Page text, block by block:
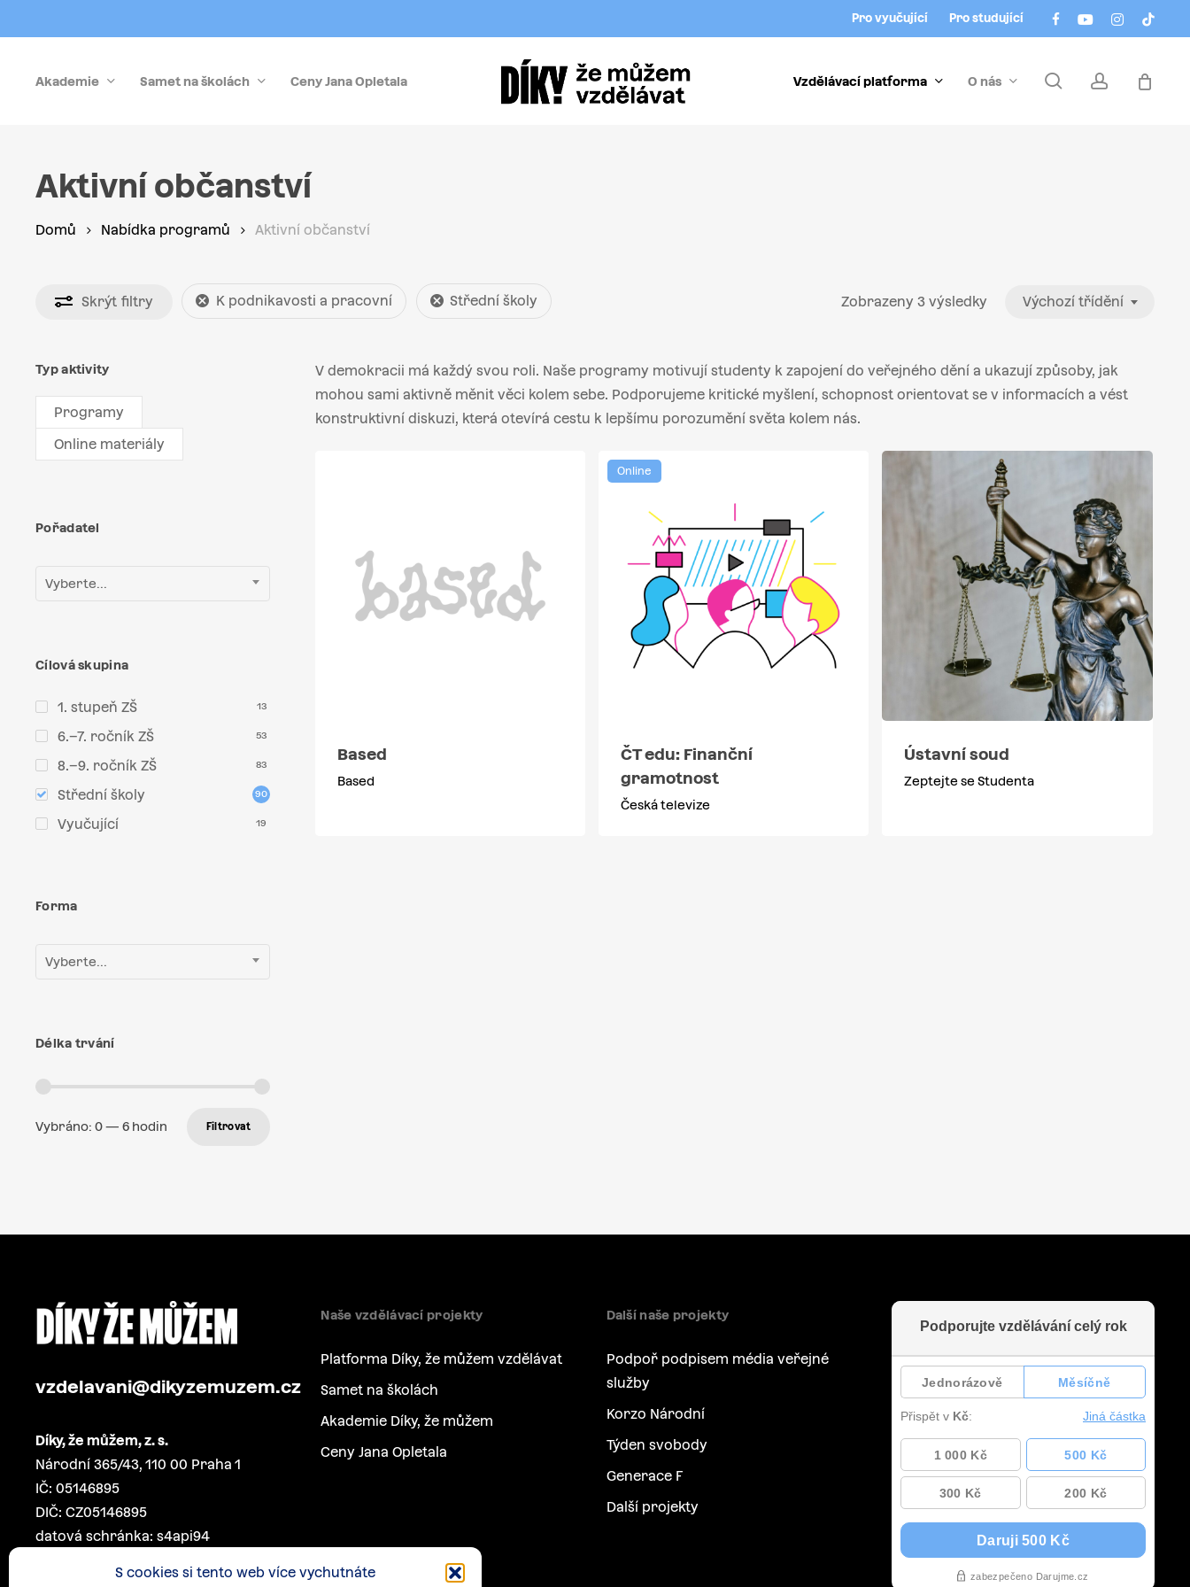
S cookies si tento web více vychutnáte
to
content
facebookyoutubeinstagram
tiktok
Pro vyučující Pro studující
Akademie Samet na školách Ceny Jana Opletala Vzdělávací platforma O nás searchaccount
Aktivní občanství
Domů Nabídka programů Aktivní občanství
Skrýt filtry K podnikavosti a pracovní Střední školy Zobrazeny 3 výsledky Výchozí třídění
Typ aktivity
Programy
Online materiály
Pořadatel
Vyberte...
Cílová skupina
1. stupeň ZŠ 13
6.–7. ročník ZŠ 53
8.–9. ročník ZŠ 83
Střední školy 90
Vyučující 19
Forma
Vyberte...
Délka trvání
Vybráno: 0— 6 hodin Filtrovat
V demokracii má každý svou roli. Naše programy motivují studenty k zapojení do veřejného dění a ukazují způsoby, jak
mohou sami aktivně měnit věci kolem sebe. Podporujeme kritické myšlení, schopnost orientovat se v informacích a vést
konstruktivní diskuzi, která otevírá cestu k lepšímu porozumění světa kolem nás.
Based
Based
Online
ČT edu: Finanční
gramotnost
Česká televize
Ústavní soud
Zeptejte se Studenta
vzdelavani@dikyzemuzem.cz
Díky, že můžem, z. s.
Národní 365/43, 110 00 Praha 1
IČ: 05146895
DIČ: CZ05146895
datová schránka: s4api94
Naše vzdělávací projekty
Platforma Díky, že můžem vzdělávat
Samet na školách
Akademie Díky, že můžem
Ceny Jana Opletala
Další naše projekty
Podpoř podpisem média veřejné
služby
Korzo Národní
Týden svobody
Generace F
Další projekty
Menu